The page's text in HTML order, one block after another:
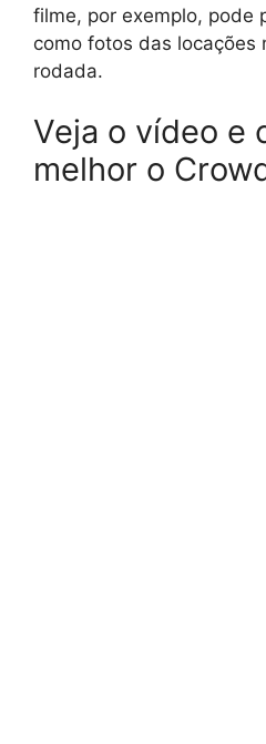
filme, por exemplo, pode
como fotos das locações
rodada.
Veja o vídeo e
melhor o